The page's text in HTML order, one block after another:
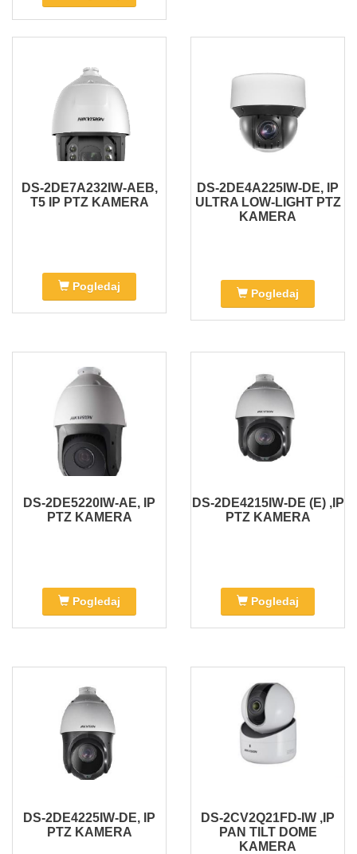
DS-2DE7A232IW-AEB,
T5 IP PTZ KAMERA
Pogledaj
DS-2DE4A225IW-DE, IP
ULTRA LOW-LIGHT PTZ
KAMERA
Pogledaj
DS-2DE5220IW-AE, IP
PTZ KAMERA
Pogledaj
DS-2DE4215IW-DE (E) ,IP
PTZ KAMERA
Pogledaj
DS-2DE4225IW-DE, IP
PTZ KAMERA
DS-2CV2Q21FD-IW ,IP
PAN TILT DOME
KAMERA